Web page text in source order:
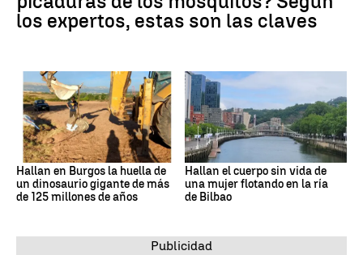
los expertos, estas son las claves
Hallan en Burgos la huella de
un dinosaurio gigante de más
de 125 millones de años
Hallan el cuerpo sin vida de
una mujer flotando en la ría
de Bilbao